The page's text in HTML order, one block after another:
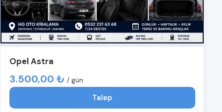
Opel Astra
3.500,00 ₺ / gün
Talep